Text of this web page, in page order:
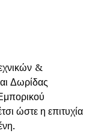
&
Δωρίδας
ώστε η επιτυχία